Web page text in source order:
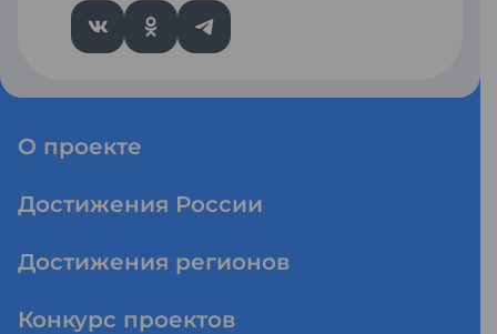
О проекте
Достижения России
Достижения регионов
Конкурс проектов